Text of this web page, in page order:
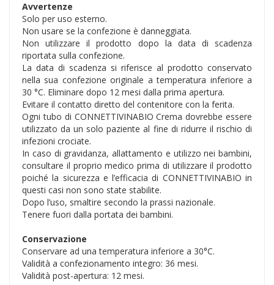
Avvertenze
Solo per uso esterno.
Non usare se la confezione è danneggiata.
Non utilizzare il prodotto dopo la data di scadenza
riportata sulla confezione.
La data di scadenza si riferisce al prodotto conservato
nella sua confezione originale a temperatura inferiore a
30 °C. Eliminare dopo 12 mesi dalla prima apertura.
Evitare il contatto diretto del contenitore con la ferita.
Ogni tubo di CONNETTIVINABIO Crema dovrebbe essere
utilizzato da un solo paziente al fine di ridurre il rischio di
infezioni crociate.
In caso di gravidanza, allattamento e utilizzo nei bambini,
consultare il proprio medico prima di utilizzare il prodotto
poiché la sicurezza e l’efficacia di CONNETTIVINABIO in
questi casi non sono state stabilite.
Dopo l’uso, smaltire secondo la prassi nazionale.
Tenere fuori dalla portata dei bambini.
Conservazione
Conservare ad una temperatura inferiore a 30°C.
Validità a confezionamento integro: 36 mesi.
Validità post-apertura: 12 mesi.